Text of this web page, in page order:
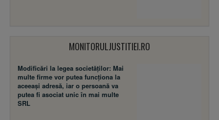
MONITORULJUSTITIEI.RO
Modificări la legea societăţilor: Mai
multe firme vor putea funcţiona la
aceeaşi adresă, iar o persoană va
putea fi asociat unic în mai multe
SRL